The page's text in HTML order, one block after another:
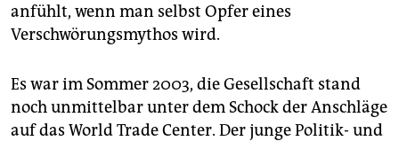
anfühlt, wenn man selbst Opfer eines
Verschwörungsmythos wird.
Es war im Sommer 2003, die Gesellschaft stand
noch unmittelbar unter dem Schock der Anschläge
auf das World Trade Center. Der junge Politik- und